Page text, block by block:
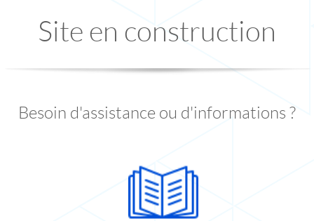
Site en construction
Besoin d'assistance ou d'informations ?